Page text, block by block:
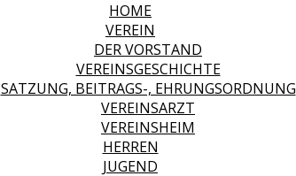
HOME
VEREIN
DER VORSTAND
VEREINSGESCHICHTE
SATZUNG, BEITRAGS-, EHRUNGSORDNUNG
VEREINSARZT
VEREINSHEIM
HERREN
JUGEND